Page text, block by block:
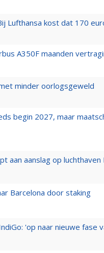
Lufthansa kost dat 170
A350F maanden
minder oorlogsgeweld
begin 2027, maar
aan aanslag op luchthaven
Barcelona door staking
'op naar nieuwe fase